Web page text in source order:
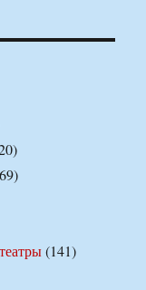
(141)